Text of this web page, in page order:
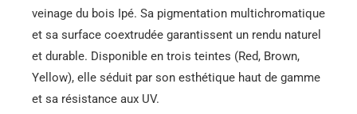
veinage du bois Ipé. Sa pigmentation multichromatique
et sa surface coextrudée garantissent un rendu naturel
et durable. Disponible en trois teintes (Red, Brown,
Yellow), elle séduit par son esthétique haut de gamme
et sa résistance aux UV.